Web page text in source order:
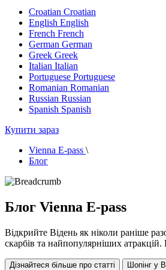
Croatian Croatian
English English
French French
German German
Greek Greek
Italian Italian
Portuguese Portuguese
Romanian Romanian
Russian Russian
Spanish Spanish
Купити зараз
Vienna E-pass \
Блог
Блог Vienna E-pass
Відкрийте Відень як ніколи раніше
скарбів та найпопулярніших
Дізнайтеся більше про статті Шопінг у